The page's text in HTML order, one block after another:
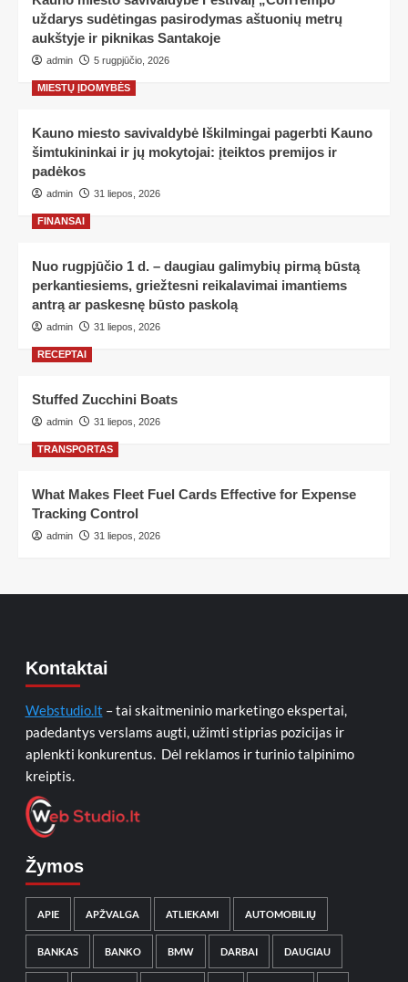
uždarys sudėtingas pasirodymas aštuonių metrų
aukštyje ir piknikas Santakoje
admin 5 rugpjūčio, 2026
MIESTŲ ĮDOMYBĖS
Kauno miesto savivaldybė Iškilmingai pagerbti Kauno
šimtukininkai ir jų mokytojai: įteiktos premijos ir
padėkos
admin 31 liepos, 2026
FINANSAI
Nuo rugpjūčio 1 d. – daugiau galimybių pirmą būstą
perkantiesiems, griežtesni reikalavimai imantiems
antrą ar paskesnę būsto paskolą
admin 31 liepos, 2026
RECEPTAI
Stuffed Zucchini Boats
admin 31 liepos, 2026
TRANSPORTAS
What Makes Fleet Fuel Cards Effective for Expense
Tracking Control
admin 31 liepos, 2026
Kontaktai
Webstudio.lt – tai skaitmeninio marketingo ekspertai,
padedantys verslams augti, užimti stiprias pozicijas ir
aplenkti konkurentus. Dėl reklamos ir turinio talpinimo
kreiptis.
Žymos
APIE APŽVALGA ATLIEKAMI AUTOMOBILIŲ
BANKAS BANKO BMW DARBAI DAUGIAU